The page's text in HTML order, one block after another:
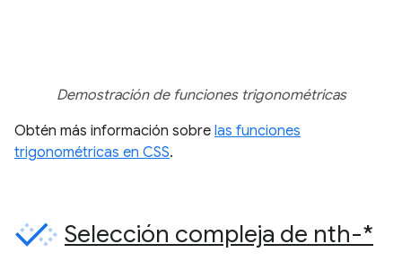
Demostración de funciones trigonométricas
Obtén más información sobre las funciones
trigonométricas en CSS.
Selección compleja de nth-*